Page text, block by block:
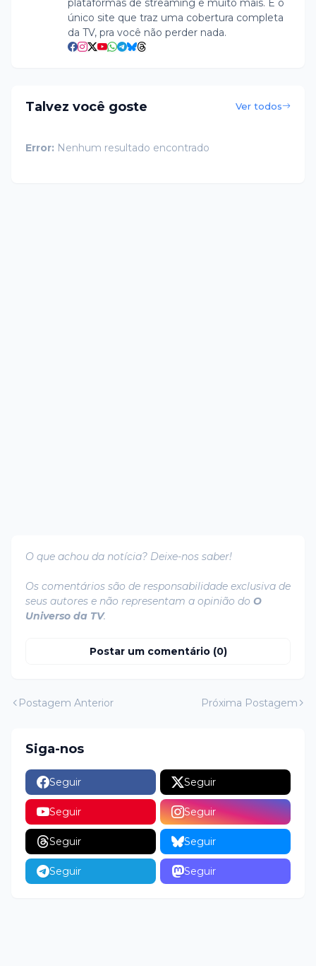
plataformas de streaming e muito mais. É o
único site que traz uma cobertura completa
da TV, pra você não perder nada.
Talvez você goste Ver todos
Error: Nenhum resultado encontrado
O que achou da notícia? Deixe-nos saber!
Os comentários são de responsabilidade exclusiva de
seus autores e não representam a opinião do O
Universo da TV.
Postar um comentário (0)
Postagem Anterior Próxima Postagem
Siga-nos
Seguir Seguir
Seguir Seguir
Seguir Seguir
Seguir Seguir